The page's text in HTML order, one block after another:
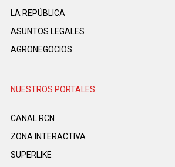
LA REPÚBLICA
ASUNTOS LEGALES
AGRONEGOCIOS
NUESTROS PORTALES
CANAL RCN
ZONA INTERACTIVA
SUPERLIKE